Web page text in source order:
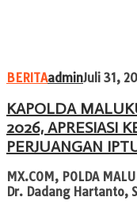
BERITAadminJuli 31,
KAPOLDA
2026, APRESIASI
PERJUANGAN
MX.COM, POLDA
Dr. Dadang Hartanto,